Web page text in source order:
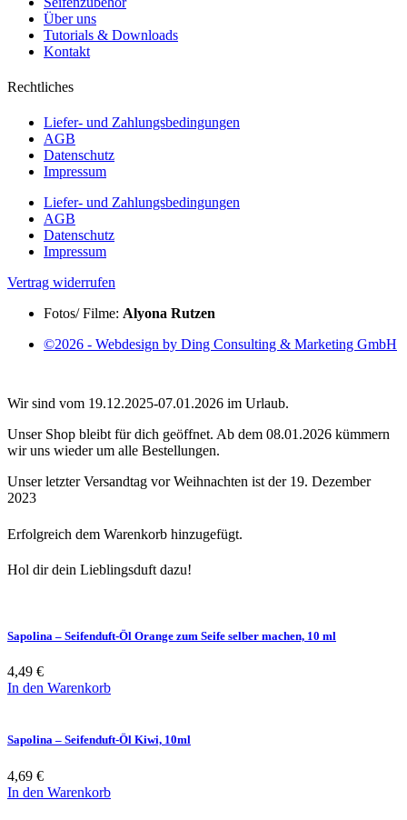
Über uns
Tutorials & Downloads
Kontakt
Rechtliches
Liefer- und Zahlungsbedingungen
AGB
Datenschutz
Impressum
Liefer- und Zahlungsbedingungen
AGB
Datenschutz
Impressum
Vertrag widerrufen
Fotos/ Filme: Alyona Rutzen
©2026 - Webdesign by Ding Consulting & Marketing GmbH
Wir sind vom 19.12.2025-07.01.2026 im Urlaub.
Unser Shop bleibt für dich geöffnet. Ab dem 08.01.2026 kümmern
wir uns wieder um alle Bestellungen.
Unser letzter Versandtag vor Weihnachten ist der 19. Dezember
2023
Erfolgreich dem Warenkorb hinzugefügt.
Hol dir dein Lieblingsduft dazu!
Sapolina – Seifenduft-Öl Orange zum Seife selber machen, 10 ml
4,49 €
In den Warenkorb
Sapolina – Seifenduft-Öl Kiwi, 10ml
4,69 €
In den Warenkorb